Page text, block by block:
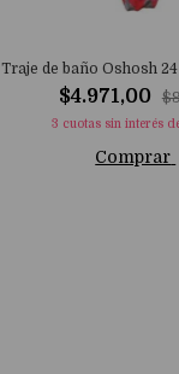
Traje de baño Oshosh
$4.971,00
3 cuotas sin interés
Comprar